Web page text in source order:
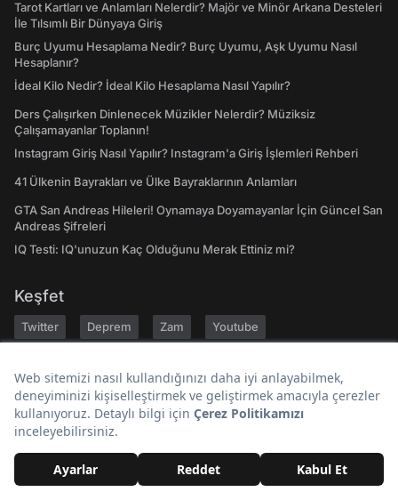
Tarot Kartları ve Anlamları Nelerdir? Majör ve Minör Arkana Desteleri
İle Tılsımlı Bir Dünyaya Giriş
Burç Uyumu Hesaplama Nedir? Burç Uyumu, Aşk Uyumu Nasıl
Hesaplanır?
İdeal Kilo Nedir? İdeal Kilo Hesaplama Nasıl Yapılır?
Ders Çalışırken Dinlenecek Müzikler Nelerdir? Müziksiz
Çalışamayanlar Toplanın!
Instagram Giriş Nasıl Yapılır? Instagram'a Giriş İşlemleri Rehberi
41 Ülkenin Bayrakları ve Ülke Bayraklarının Anlamları
GTA San Andreas Hileleri! Oynamaya Doyamayanlar İçin Güncel San
Andreas Şifreleri
IQ Testi: IQ'unuzun Kaç Olduğunu Merak Ettiniz mi?
Keşfet
Twitter Deprem Zam Youtube
Bugün Ne Pişirsem Gezilecek Yerler
Hakkımızda
Geri Bildirim
Kariyer
Kullanıcı Sözleşmesi